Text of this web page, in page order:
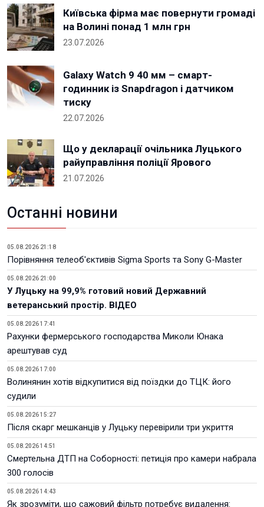
Київська фірма має повернути громаді
на Волині понад 1 млн грн
23.07.2026
Galaxy Watch 9 40 мм – смарт-
годинник із Snapdragon і датчиком
тиску
22.07.2026
Що у декларації очільника Луцького
райуправління поліції Ярового
21.07.2026
Останні новини
05.08.2026 21:18
Порівняння телеоб'єктивів Sigma Sports та Sony G-Master
05.08.2026 21:00
У Луцьку на 99,9% готовий новий Державний
ветеранський простір. ВІДЕО
05.08.2026 17:41
Рахунки фермерського господарства Миколи Юнака
арештував суд
05.08.2026 17:00
Волинянин хотів відкупитися від поїздки до ТЦК: його
судили
05.08.2026 15:27
Після скарг мешканців у Луцьку перевірили три укриття
05.08.2026 14:51
Смертельна ДТП на Соборності: петиція про камери набрала
300 голосів
05.08.2026 14:43
Як зрозуміти, що сажовий фільтр потребує видалення: